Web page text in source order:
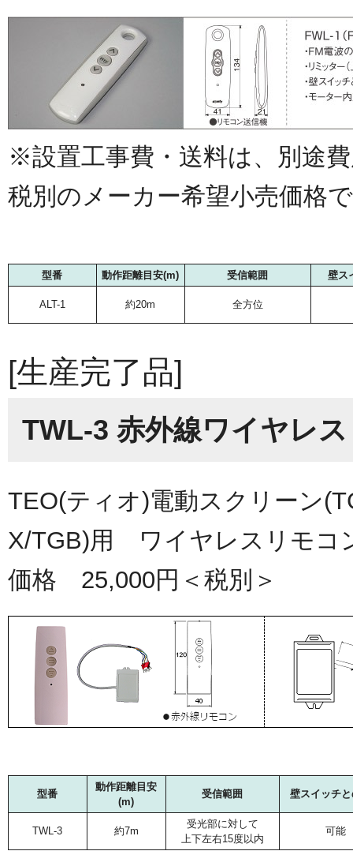
※設置工事費・送料は、別途
税別のメーカー希望小売価格
型番 動作距離目安(m) 受信範囲 壁ス
ALT-1 約20m 全方位
[生産完了品]
TWL-3 赤外線ワイヤレ
TEO(ティオ)電動スクリーン
X/TGB)用 ワイヤレスリモコ
価格 25,000円＜税別＞
型番
動作距離目安
(m)
受信範囲 壁スイッチ
TWL-3 約7m
受光部に対して
上下左右15度以内
可能